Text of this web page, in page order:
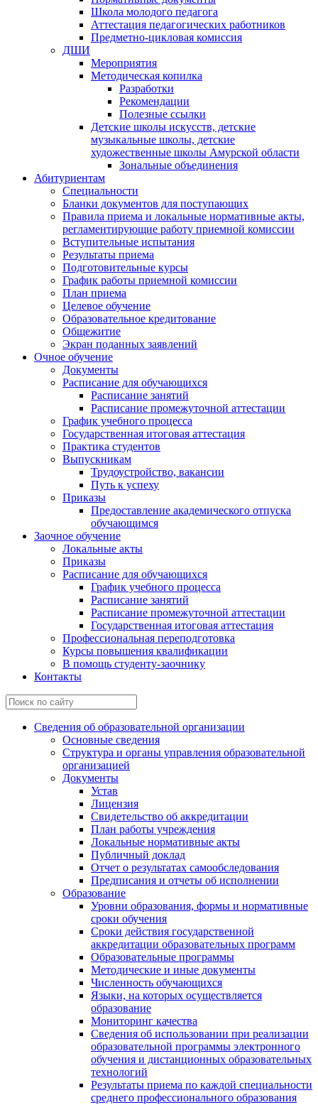
Школа молодого педагога
Аттестация педагогических работников
Предметно-цикловая комиссия
ДШИ
Мероприятия
Методическая копилка
Разработки
Рекомендации
Полезные ссылки
Детские школы искусств, детские
музыкальные школы, детские
художественные школы Амурской области
Зональные объединения
Абитуриентам
Специальности
Бланки документов для поступающих
Правила приема и локальные нормативные акты,
регламентирующие работу приемной комиссии
Вступительные испытания
Результаты приема
Подготовительные курсы
График работы приемной комиссии
План приема
Целевое обучение
Образовательное кредитование
Общежитие
Экран поданных заявлений
Очное обучение
Документы
Расписание для обучающихся
Расписание занятий
Расписание промежуточной аттестации
График учебного процесса
Государственная итоговая аттестация
Практика студентов
Выпускникам
Трудоустройство, вакансии
Путь к успеху
Приказы
Предоставление академического отпуска
обучающимся
Заочное обучение
Локальные акты
Приказы
Расписание для обучающихся
График учебного процесса
Расписание занятий
Расписание промежуточной аттестации
Государственная итоговая аттестация
Профессиональная переподготовка
Курсы повышения квалификации
В помощь студенту-заочнику
Контакты
Сведения об образовательной организации
Основные сведения
Структура и органы управления образовательной
организацией
Документы
Устав
Лицензия
Свидетельство об аккредитации
План работы учреждения
Локальные нормативные акты
Публичный доклад
Отчет о результатах самообследования
Предписания и отчеты об исполнении
Образование
Уровни образования, формы и нормативные
сроки обучения
Сроки действия государственной
аккредитации образовательных программ
Образовательные программы
Методические и иные документы
Численность обучающихся
Языки, на которых осуществляется
образование
Мониторинг качества
Сведения об использовании при реализации
образовательной программы электронного
обучения и дистанционных образовательных
технологий
Результаты приема по каждой специальности
среднего профессионального образования